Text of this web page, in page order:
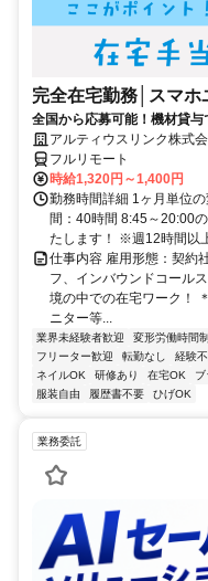
完全在宅勤務│スマホ
全国から応募可能！機材貸
アルティウスリンク株式
フルリモート
時給1,320円～1,400円
勤務時間詳細 1ヶ月単位
間：40時間 8:45～20:00
たします！ ※週12時間以
仕事内容 雇用形態：契約
フ、インバウンドコール
境の中での在宅ワーク！
ニター等...
業界未経験者歓迎 変形労働時間制
フリーター歓迎
転勤なし 経験
ネイルOK
研修あり 在宅OK
服装自由
履歴書不要 ひげOK
業務委託